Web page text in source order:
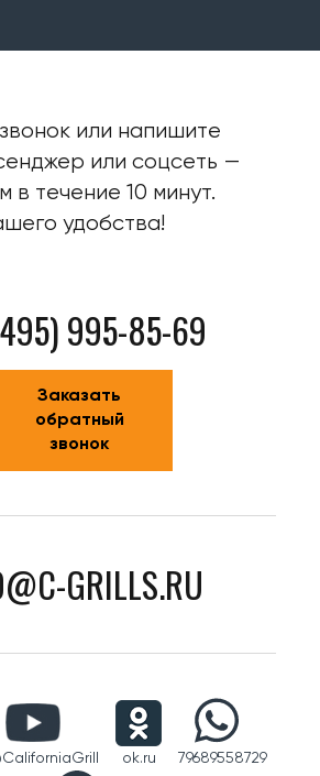
или напишите
или соцсеть —
в течение 10 минут.
удобства!
995-85-69
Заказать
обратный
звонок
GRILLS.RU
ok.ru 79689558729